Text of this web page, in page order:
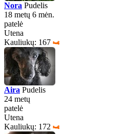
Nora Pudelis
18 metų 6 mėn.
patelė
Utena
Kauliukų: 167
Aira Pudelis
24 metų
patelė
Utena
Kauliukų: 172